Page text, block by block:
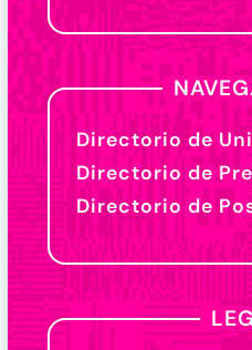
Directorio de
Directorio de
Directorio de